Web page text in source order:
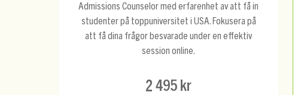
Admissions Counselor med erfarenhet av att få in
studenter på toppuniversitet i USA. Fokusera på
att få dina frågor besvarade under en effektiv
session online.
2 495 kr